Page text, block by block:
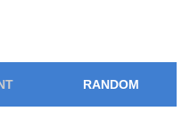
RANDOM